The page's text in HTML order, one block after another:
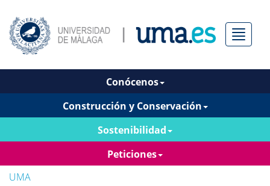
Menú
Conócenos
Construcción y Conservación
Sostenibilidad
Peticiones
UMA